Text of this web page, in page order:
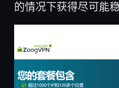
的情况下获得尽可能